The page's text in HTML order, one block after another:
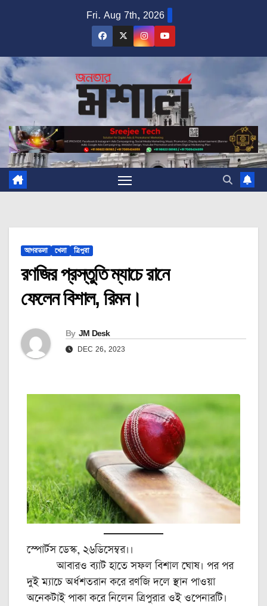
Fri. Aug 7th, 2026
আগরতলা খেলা ত্রিপুরা
রণজির প্রস্তুতি ম্যাচে রানে
ফেলেন বিশাল, রিমন।
By JM Desk
DEC 26, 2023
স্পোর্টস ডেস্ক, ২৬ডিসেম্বর।।
আবারও ব্যাট হাতে সফল বিশাল ঘোষ। পর পর
দুই ম্যাচে অর্ধশতরান করে রণজি দলে স্থান পাওয়া
অনেকটাই পাকা করে নিলেন ত্রিপুরার ওই ওপেনারটি।